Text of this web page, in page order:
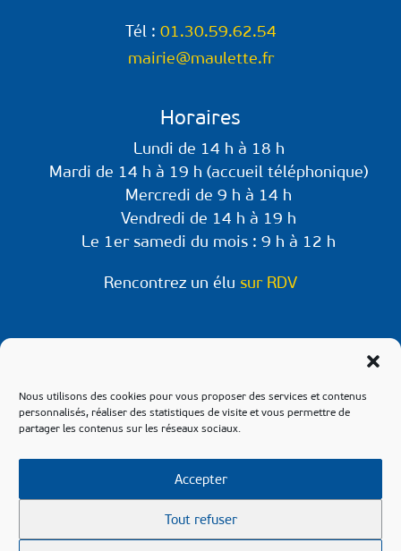
Nous utilisons des cookies pour vous proposer des services et contenus
personnalisés, réaliser des statistiques de visite et vous permettre de
partager les contenus sur les réseaux sociaux.
Accepter
Tout refuser
Tél : 01.30.59.62.54
mairie@maulette.fr
Horaires
Lundi de 14 h à 18 h
Mardi de 14 h à 19 h (accueil téléphonique)
Mercredi de 9 h à 14 h
Vendredi de 14 h à 19 h
Le 1er samedi du mois : 9 h à 12 h
Rencontrez un élu sur RDV
venir sur les pages Facebook & Instagram de
notre commune.